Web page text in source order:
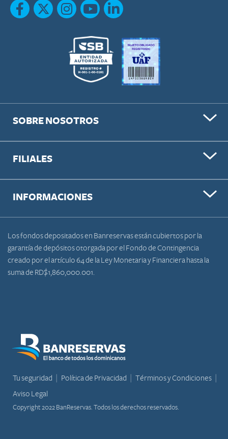
SOBRE NOSOTROS
FILIALES
INFORMACIONES
Los fondos depositados en Banreservas están cubiertos por la
garantía de depósitos otorgada por el Fondo de Contingencia
creado por el artículo 64 de la Ley Monetaria y Financiera hasta la
suma de RD$1,860,000.001.
Tu seguridad Política de Privacidad
Términos y Condiciones
Aviso Legal
Copyright 2022 BanReservas. Todos los derechos reservados.